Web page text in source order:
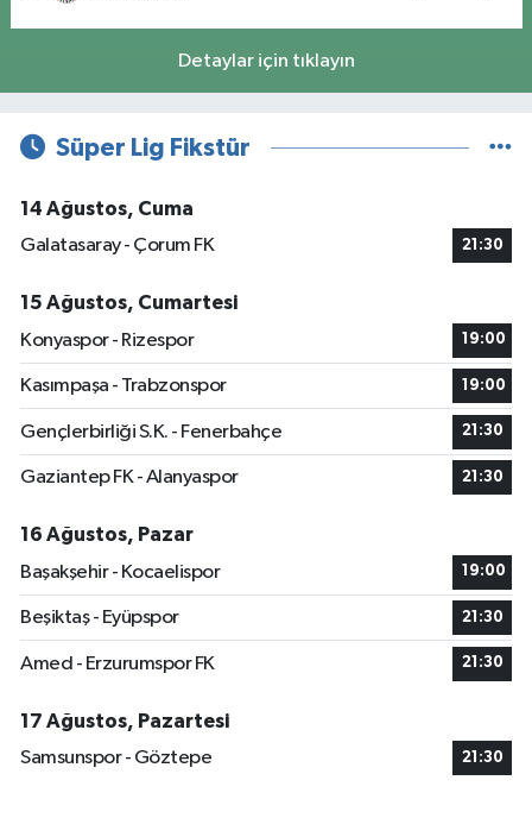
Detaylar için tıklayın
Süper Lig Fikstür
14 Ağustos, Cuma
Galatasaray - Çorum FK
21:30
15 Ağustos, Cumartesi
Konyaspor - Rizespor
19:00
Kasımpaşa - Trabzonspor 19:00
Gençlerbirliği S.K. - Fenerbahçe 21:30
Gaziantep FK - Alanyaspor 21:30
16 Ağustos, Pazar
Başakşehir - Kocaelispor
19:00
Beşiktaş - Eyüpspor 21:30
Amed - Erzurumspor FK 21:30
17 Ağustos, Pazartesi
Samsunspor - Göztepe
21:30